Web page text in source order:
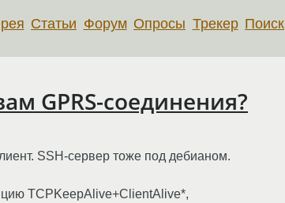
Статьи Форум Опросы Трекер Поиск
GPRS-соединения?
SSH-сервер тоже под дебианом.
TCPKeepAlive+ClientAlive*,